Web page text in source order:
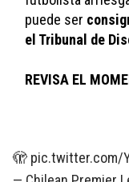
puede ser
el Tribunal de
REVISA EL
🫣 pic.twitter.com/